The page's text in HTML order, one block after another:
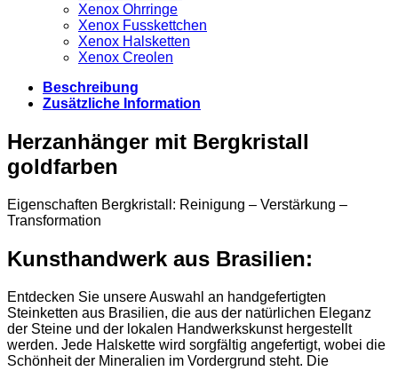
Xenox Ohrringe
Xenox Fusskettchen
Xenox Halsketten
Xenox Creolen
Beschreibung
Zusätzliche Information
Herzanhänger mit Bergkristall
goldfarben
Eigenschaften Bergkristall: Reinigung – Verstärkung –
Transformation
Kunsthandwerk aus Brasilien:
Entdecken Sie unsere Auswahl an handgefertigten
Steinketten aus Brasilien, die aus der natürlichen Eleganz
der Steine und der lokalen Handwerkskunst hergestellt
werden. Jede Halskette wird sorgfältig angefertigt, wobei die
Schönheit der Mineralien im Vordergrund steht. Die